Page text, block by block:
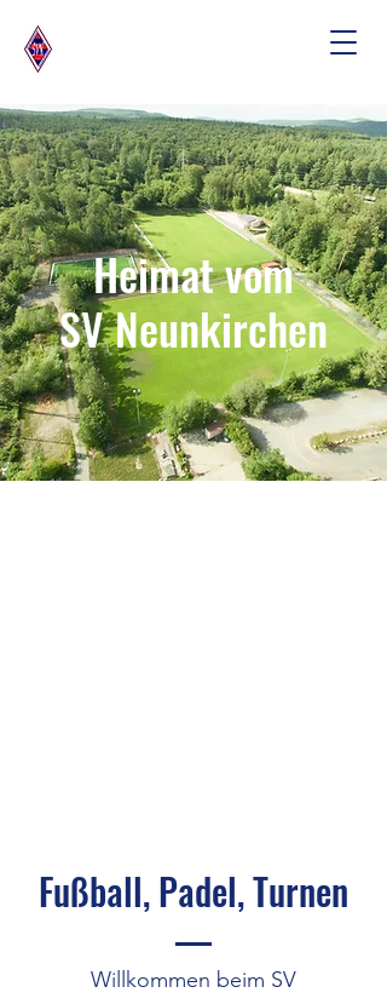
Heimat vom
SV Neunkirchen
Fußball, Padel, Turnen
Willkommen beim SV